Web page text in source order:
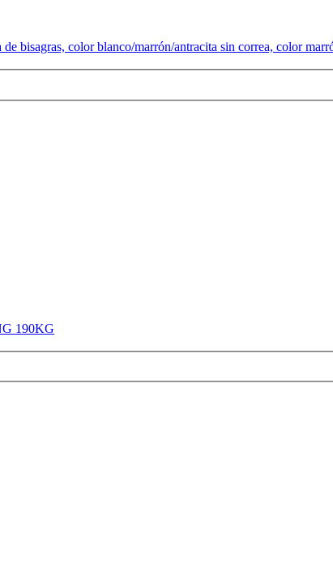
bisagras, color blanco/marrón/antracita sin correa, color
190KG